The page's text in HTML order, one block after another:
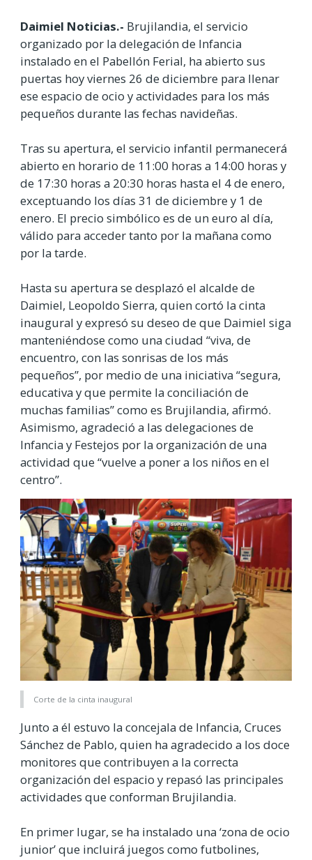
Daimiel Noticias.- Brujilandia, el servicio
organizado por la delegación de Infancia
instalado en el Pabellón Ferial, ha abierto sus
puertas hoy viernes 26 de diciembre para llenar
ese espacio de ocio y actividades para los más
pequeños durante las fechas navideñas.
Tras su apertura, el servicio infantil permanecerá
abierto en horario de 11:00 horas a 14:00 horas y
de 17:30 horas a 20:30 horas hasta el 4 de enero,
exceptuando los días 31 de diciembre y 1 de
enero. El precio simbólico es de un euro al día,
válido para acceder tanto por la mañana como
por la tarde.
Hasta su apertura se desplazó el alcalde de
Daimiel, Leopoldo Sierra, quien cortó la cinta
inaugural y expresó su deseo de que Daimiel siga
manteniéndose como una ciudad “viva, de
encuentro, con las sonrisas de los más
pequeños”, por medio de una iniciativa “segura,
educativa y que permite la conciliación de
muchas familias” como es Brujilandia, afirmó.
Asimismo, agradeció a las delegaciones de
Infancia y Festejos por la organización de una
actividad que “vuelve a poner a los niños en el
centro”.
Corte de la cinta inaugural
Junto a él estuvo la concejala de Infancia, Cruces
Sánchez de Pablo, quien ha agradecido a los doce
monitores que contribuyen a la correcta
organización del espacio y repasó las principales
actividades que conforman Brujilandia.
En primer lugar, se ha instalado una ‘zona de ocio
junior’ que incluirá juegos como futbolines,